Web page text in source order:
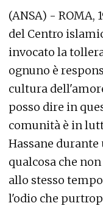
(ANSA) - ROMA,
del Centro
invocato la
ognuno è
cultura
posso dire in
comunità è in
Hassane
qualcosa che
allo stesso
l'odio che